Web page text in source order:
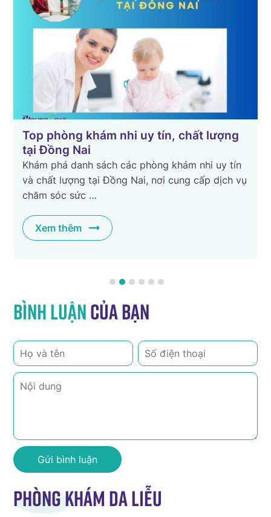
Top phòng khám nhi uy tín, chất lượng
tại Đồng Nai
Khám phá danh sách các phòng khám nhi uy tín
và chất lượng tại Đồng Nai, nơi cung cấp dịch vụ
chăm sóc sức …
Xem thêm
Bình luậncủa bạn
Phòng khám da liễu